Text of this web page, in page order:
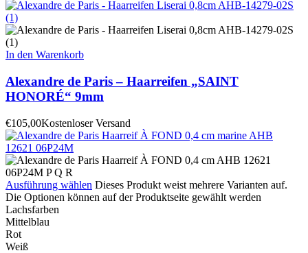
In den Warenkorb
Alexandre de Paris – Haarreifen „SAINT
HONORÉ“ 9mm
€105,00Kostenloser Versand
Ausführung wählen Dieses Produkt weist mehrere Varianten auf.
Die Optionen können auf der Produktseite gewählt werden
Lachsfarben
Mittelblau
Rot
Weiß